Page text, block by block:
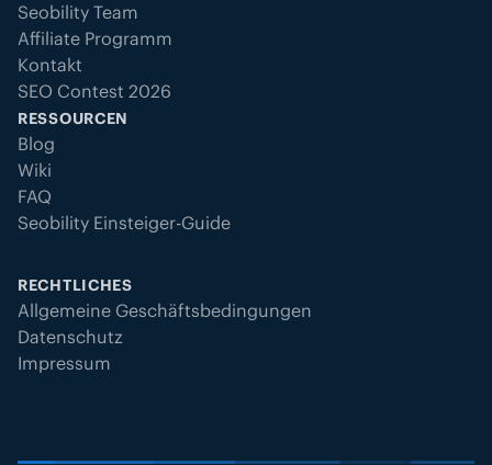
Seobility Team
Affiliate Programm
Kontakt
SEO Contest 2026
RESSOURCEN
Blog
Wiki
FAQ
Seobility Einsteiger-Guide
RECHTLICHES
Allgemeine Geschäftsbedingungen
Datenschutz
Impressum